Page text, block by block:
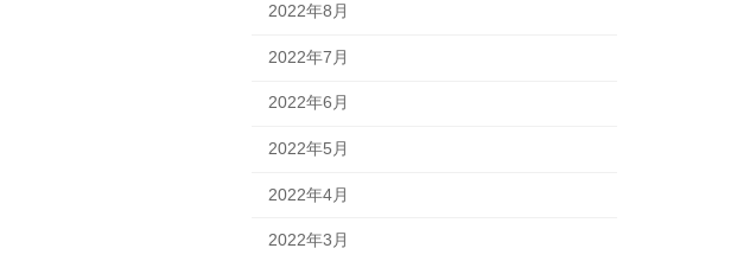
2022年8月
2022年7月
2022年6月
2022年5月
2022年4月
2022年3月